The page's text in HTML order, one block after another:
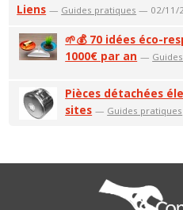
Liens — Guides pratiques — 02/11/
🌱💰 70 idées éco-
1000€ par an —
Pièces détachées
sites — Guides pratiques